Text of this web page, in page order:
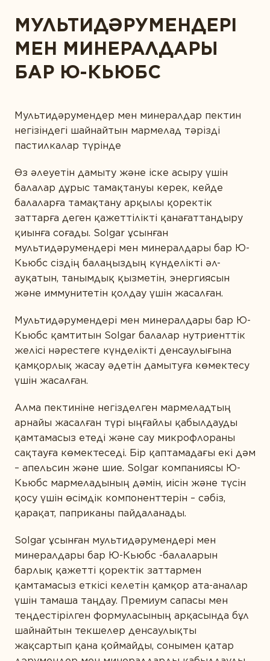
Зейін қою және есте сақтау
Иммунитет
Көру қабілетін қорғау
Сау микрофлора
Спорт және фитнес
ӨНІМ ТҮРІ БОЙЫНША
Ақуыздар мен амин қышқылдары
Дәрумендер
Кешендер
Коэнзим
Минералдар
Өсімдіктер
Пробиотиктер
МУЛЬТИДӘРУМЕНДЕРІ
МЕН МИНЕРАЛДАРЫ
БАР Ю-КЬЮБС
Мультидәрумендер мен минералдар пектин
негізіндегі шайнайтын мармелад тәрізді
пастилкалар түрінде
Өз әлеуетін дамыту және іске асыру үшін
балалар дұрыс тамақтануы керек, кейде
балаларға тамақтану арқылы қоректік
заттарға деген қажеттілікті қанағаттандыру
қиынға соғады. Solgar ұсынған
мультидәрумендері мен минералдары бар Ю-
Кьюбс сіздің балаңыздың күнделікті әл-
ауқатын, танымдық қызметін, энергиясын
және иммунитетін қолдау үшін жасалған.
Мультидәрумендері мен минералдары бар Ю-
Кьюбс қамтитын Solgar балалар нутриенттік
желісі нәрестеге күнделікті денсаулығына
қамқорлық жасау әдетін дамытуға көмектесу
үшін жасалған.
Алма пектиніне негізделген мармеладтың
арнайы жасалған түрі ыңғайлы қабылдауды
қамтамасыз етеді және сау микрофлораны
сақтауға көмектеседі. Бір қаптамадағы екі дәм
– апельсин және шие. Solgar компаниясы Ю-
Кьюбс мармеладының дәмін, иісін және түсін
қосу үшін өсімдік компоненттерін – сәбіз,
қарақат, паприканы пайдаланады.
Solgar ұсынған мультидәрумендері мен
минералдары бар Ю-Кьюбс -балаларын
барлық қажетті қоректік заттармен
қамтамасыз еткісі келетін қамқор ата-аналар
үшін тамаша таңдау. Премиум сапасы мен
теңдестірілген формуласының арқасында бұл
шайнайтын текшелер денсаулықты
жақсартып қана қоймайды, сонымен қатар
ҰСЫНАР МА ЕДІҢІЗ?
ӨЗІҢІЗДІ ТАНЫСТЫРЫҢЫЗ
E-MAIL *
Вы соглашаетесь с
Политикой
конфиденциальностии даете согласие на
сбор и обработку персональных данных.
ПІКІР ҚАЛДЫРУ